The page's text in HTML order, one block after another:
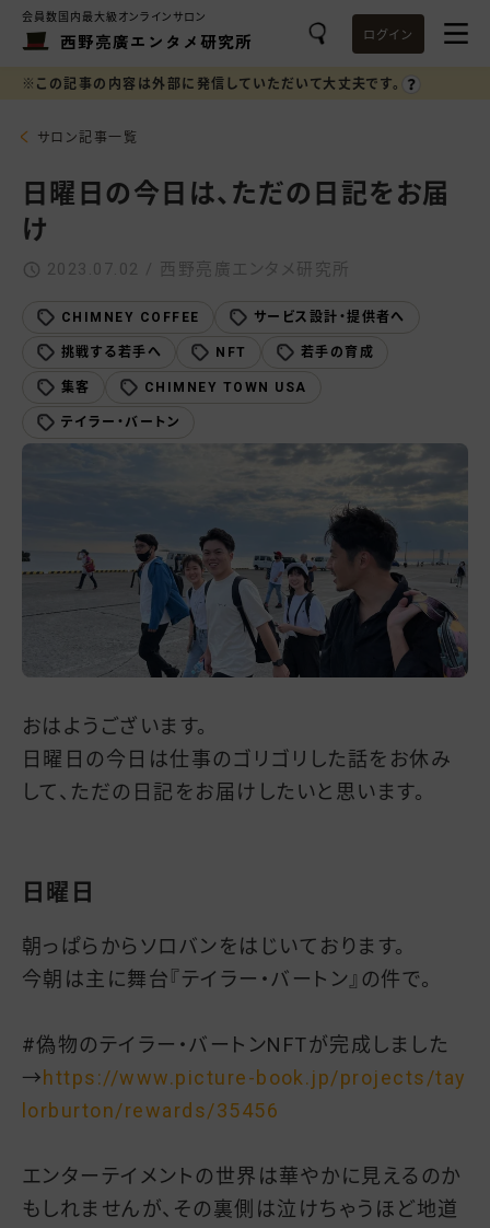
会員数国内最大級オンラインサロン
西野亮廣エンタメ研究所 ログイン
※この記事の内容は外部に発信していただいて大丈夫です。
サロン記事一覧
日曜日の今日は、ただの日記をお届
け
2023.07.02 / 西野亮廣エンタメ研究所
CHIMNEY COFFEE サービス設計・提供者へ
挑戦する若手へ NFT 若手の育成
集客 CHIMNEY TOWN USA
テイラー・バートン
おはようございます。
日曜日の今日は仕事のゴリゴリした話をお休み
して、ただの日記をお届けしたいと思います。
日曜日
朝っぱらからソロバンをはじいております。
今朝は主に舞台『テイラー・バートン』の件で。
#偽物のテイラー・バートンNFTが完成しました
→https://www.picture-book.jp/projects/tay
lorburton/rewards/35456
エンターテイメントの世界は華やかに見えるのか
もしれませんが、その裏側は泣けちゃうほど地道